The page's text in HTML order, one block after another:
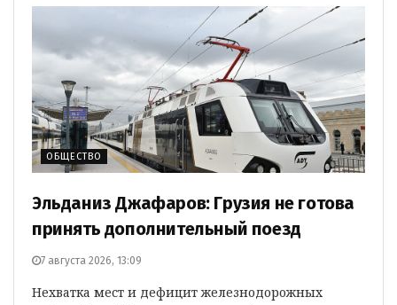
ОБЩЕСТВО
Эльданиз Джафаров: Грузия не готова
принять дополнительный поезд
7 августа 2026, 13:09
Нехватка мест и дефицит железнодорожных